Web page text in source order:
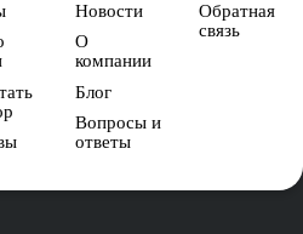
Новости
О
компании
Блог
Вопросы и
ответы
Обратная
связь